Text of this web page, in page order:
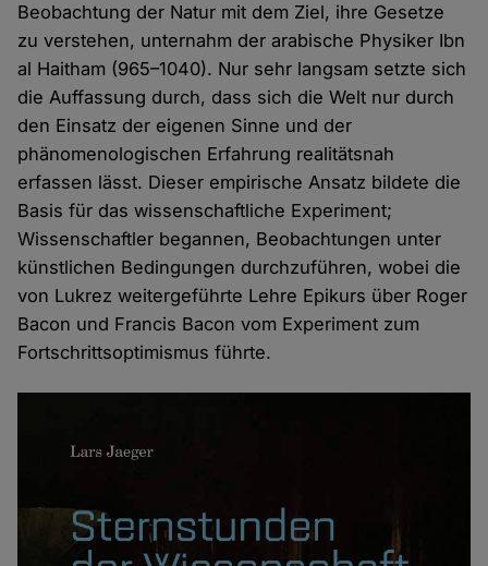
Beobachtung der Natur mit dem Ziel, ihre Gesetze
zu verstehen, unternahm der arabische Physiker Ibn
al Haitham (965–1040). Nur sehr langsam setzte sich
die Auffassung durch, dass sich die Welt nur durch
den Einsatz der eigenen Sinne und der
phänomenologischen Erfahrung realitätsnah
erfassen lässt. Dieser empirische Ansatz bildete die
Basis für das wissenschaftliche Experiment;
Wissenschaftler begannen, Beobachtungen unter
künstlichen Bedingungen durchzuführen, wobei die
von Lukrez weitergeführte Lehre Epikurs über Roger
Bacon und Francis Bacon vom Experiment zum
Fortschrittsoptimismus führte.